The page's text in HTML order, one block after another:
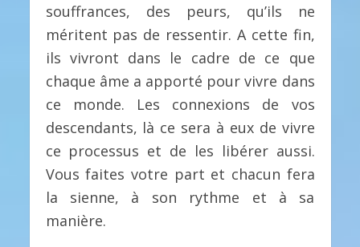
souffrances, des peurs, qu’ils ne
méritent pas de ressentir. A cette fin,
ils vivront dans le cadre de ce que
chaque âme a apporté pour vivre dans
ce monde. Les connexions de vos
descendants, là ce sera à eux de vivre
ce processus et de les libérer aussi.
Vous faites votre part et chacun fera
la sienne, à son rythme et à sa
manière.